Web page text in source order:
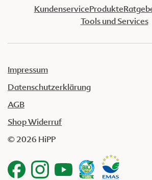
KundenserviceProdukte
Tools und Services
Impressum
Datenschutzerklärung
AGB
Shop Widerruf
© 2026 HiPP